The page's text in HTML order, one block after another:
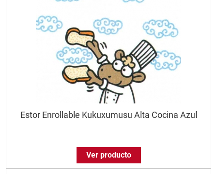
Estor Enrollable Kukuxumusu Alta Cocina Azul
Ver producto